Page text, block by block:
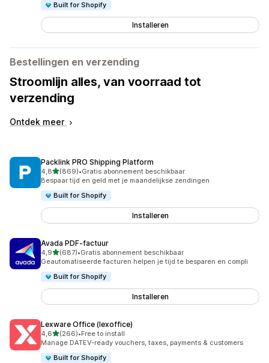
Built for Shopify
Installeren
Bestellingen en verzending
Stroomlijn alles, van voorraad tot
verzending
Ontdek meer
Packlink PRO Shipping Platform
4,8van 5 sterren
(869)
869 recensies in totaal
•Gratis abonnement beschikbaar
Bespaar tijd en geld met je maandelijkse zendingen
Built for Shopify
Installeren
Avada PDF‑factuur
4,9van 5 sterren
(687)
687 recensies in totaal
•Gratis abonnement beschikbaar
Geautomatiseerde facturen helpen je tijd te besparen en compli
Built for Shopify
Installeren
Lexware Office (lexoffice)
4,6van 5 sterren
(266)
266 recensies in totaal
•Free to install
Manage DATEV-ready vouchers, taxes, payments & customers
Built for Shopify